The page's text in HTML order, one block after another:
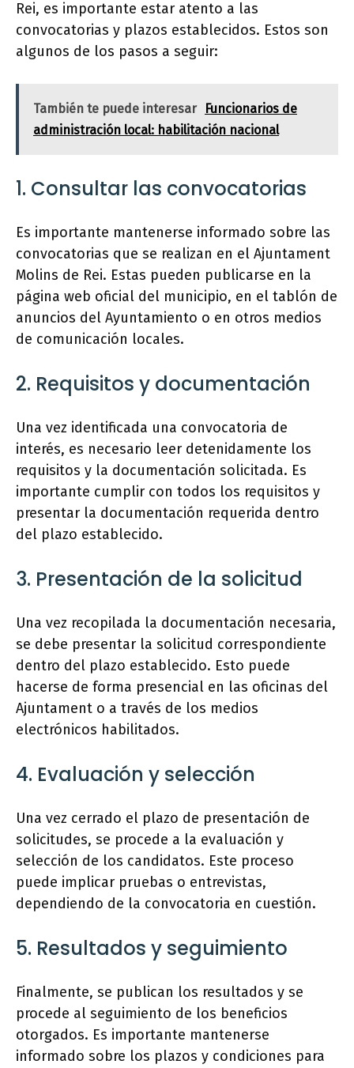
Rei, es importante estar atento a las
convocatorias y plazos establecidos. Estos son
algunos de los pasos a seguir:
También te puede interesar
Funcionarios de
administración local: habilitación nacional
1. Consultar las convocatorias
Es importante mantenerse informado sobre las
convocatorias que se realizan en el Ajuntament
Molins de Rei. Estas pueden publicarse en la
página web oficial del municipio, en el tablón de
anuncios del Ayuntamiento o en otros medios
de comunicación locales.
2. Requisitos y documentación
Una vez identificada una convocatoria de
interés, es necesario leer detenidamente los
requisitos y la documentación solicitada. Es
importante cumplir con todos los requisitos y
presentar la documentación requerida dentro
del plazo establecido.
3. Presentación de la solicitud
Una vez recopilada la documentación necesaria,
se debe presentar la solicitud correspondiente
dentro del plazo establecido. Esto puede
hacerse de forma presencial en las oficinas del
Ajuntament o a través de los medios
electrónicos habilitados.
4. Evaluación y selección
Una vez cerrado el plazo de presentación de
solicitudes, se procede a la evaluación y
selección de los candidatos. Este proceso
puede implicar pruebas o entrevistas,
dependiendo de la convocatoria en cuestión.
5. Resultados y seguimiento
Finalmente, se publican los resultados y se
procede al seguimiento de los beneficios
otorgados. Es importante mantenerse
informado sobre los plazos y condiciones para